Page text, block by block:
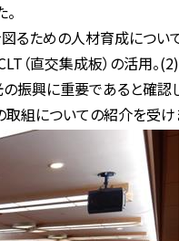
るための人材育成につい
（直交集成板）の活用。
振興に重要であると確認
組についての紹介を受け